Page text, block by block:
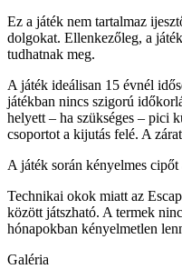
Ez a játék nem tartalmaz
dolgokat. Ellenkezőleg, a
tudhatnak meg.
A játék ideálisan 15 évnél
játékban nincs szigorú
helyett – ha szükséges – pici
csoportot a kijutás felé. A
A játék során kényelmes cipőt
Technikai okok miatt az
között játszható. A termek
hónapokban kényelmetlen
Galéria